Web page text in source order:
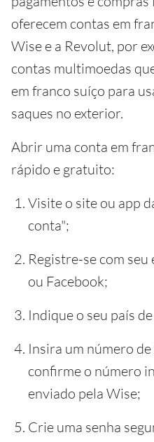
oferecem contas em
Wise e a Revolut, por
contas multimoedas
em franco suíço para
saques no exterior.
Abrir uma conta em
rápido e gratuito:
Visite o site ou app
conta";
Registre-se com
ou Facebook;
Indique o seu país
Insira um número
confirme o número
enviado pela Wise;
Crie uma senha